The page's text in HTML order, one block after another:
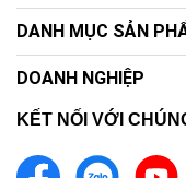
DANH MỤC SẢN
DOANH NGHIỆP
KẾT NỐI VỚI